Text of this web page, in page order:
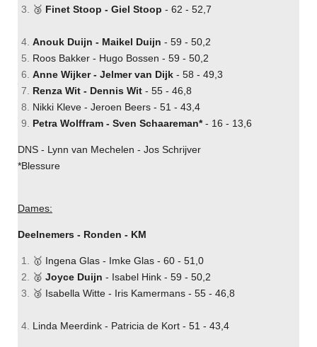
🥉 Finet Stoop - Giel Stoop - 62 - 52,7
Anouk Duijn - Maikel Duijn - 59 - 50,2
Roos Bakker - Hugo Bossen - 59 - 50,2
Anne Wijker - Jelmer van Dijk - 58 - 49,3
Renza Wit - Dennis Wit - 55 - 46,8
Nikki Kleve - Jeroen Beers - 51 - 43,4
Petra Wolffram - Sven Schaareman*- 16 - 13,6
DNS - Lynn van Mechelen - Jos Schrijver
*Blessure
Dames:
Deelnemers - Ronden - KM
🥇 Ingena Glas - Imke Glas - 60 - 51,0
🥈 Joyce Duijn - Isabel Hink - 59 - 50,2
🥉 Isabella Witte - Iris Kamermans - 55 - 46,8
Linda Meerdink - Patricia de Kort - 51 - 43,4